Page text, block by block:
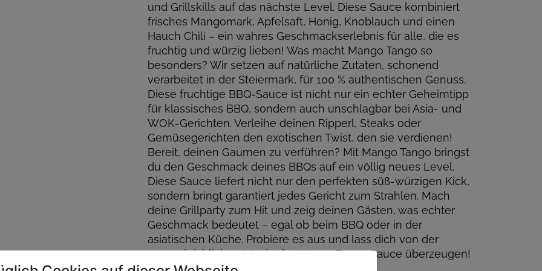
und Grillskills auf das nächste Level. Diese Sauce kombiniert
frisches Mangomark, Apfelsaft, Honig, Knoblauch und einen
Hauch Chili – ein wahres Geschmackserlebnis für alle, die es
fruchtig und würzig lieben! Was macht Mango Tango so
besonders? Wir setzen auf natürliche Zutaten, schonend
verarbeitet in der Steiermark, für 100 % authentischen Genuss.
Diese fruchtige BBQ-Sauce ist nicht nur ein echter Geheimtipp
für klassisches BBQ, sondern auch unschlagbar bei Asia- und
WOK-Gerichten. Verleihe deinen Ripperl, Steaks oder
Gemüsegerichten den exotischen Twist, den sie verdienen!
Bereit, deinen Gaumen zu verführen? Mit Mango Tango bringst
du den Geschmack deines BBQs auf ein völlig neues Level.
Diese Sauce liefert nicht nur den perfekten süß-würzigen Kick,
sondern bringt garantiert jedes Gericht zum Strahlen. Mach
deine Grillparty zum Hit und zeig deinen Gästen, was echter
Geschmack bedeutet – egal ob beim BBQ oder in der
asiatischen Küche. Probiere es aus und lass dich von der
unvergleichlichen Magie der Mango Tango Sauce überzeugen!